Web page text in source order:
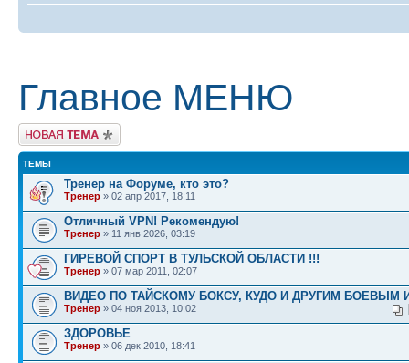
Главное МЕНЮ
Начать новую тему
ТЕМЫ
Тренер на Форуме, кто это?
Тренер » 02 апр 2017, 18:11
Отличный VPN! Рекомендую!
Тренер » 11 янв 2026, 03:19
ГИРЕВОЙ СПОРТ В ТУЛЬСКОЙ ОБЛАСТИ !!!
Тренер » 07 мар 2011, 02:07
ВИДЕО ПО ТАЙСКОМУ БОКСУ, КУДО И ДРУГИМ БОЕВЫМ
Тренер » 04 ноя 2013, 10:02
ЗДОРОВЬЕ
Тренер » 06 дек 2010, 18:41